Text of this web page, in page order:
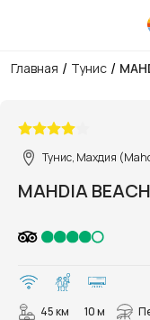
Главная / Тунис /
Тунис, Махдия
MAHDIA
45 км 10 м